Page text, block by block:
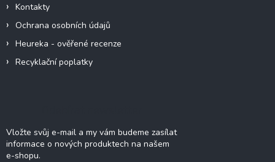
Kontakty
Ochrana osobních údajů
Heureka - ověřené recenze
Recyklační poplatky
Vložte svůj e-mail a my vám budeme zasílat
informace o nových produktech na našem
e-shopu.